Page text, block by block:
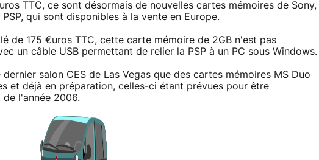
TTC, ce sont désormais de nouvelles cartes mémoires de Sony,
qui sont disponibles à la vente en Europe.
de 175 €uros TTC, cette carte mémoire de 2GB n'est pas
un câble USB permettant de relier la PSP à un PC sous Windows.
salon CES de Las Vegas que des cartes mémoires MS Duo
et déjà en préparation, celles-ci étant prévues pour être
l'année 2006.